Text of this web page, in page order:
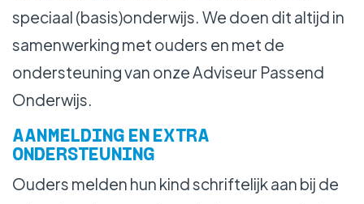
speciaal (basis)onderwijs. We doen dit altijd in
samenwerking met ouders en met de
ondersteuning van onze Adviseur Passend
Onderwijs.
AANMELDING EN EXTRA
ONDERSTEUNING
Ouders melden hun kind schriftelijk aan bij de